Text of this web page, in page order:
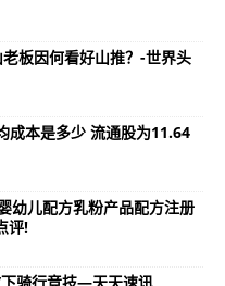
板因何看好山推？-世界头
成本是多少 流通股为11.64
幼儿配方乳粉产品配方注册
评!